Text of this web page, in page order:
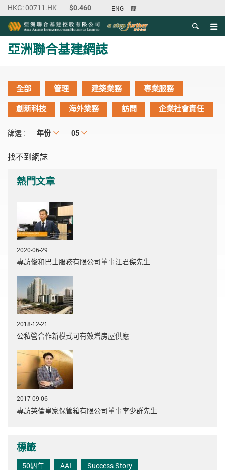
ENG 簡
目錄
主内容開始
亞洲聯合基建網誌
全部 管理 建築業務
專業服務
創新科技
海外業務 訪問 企業社會責任
篩選 : 年份
年份 月份
05
找不到網誌
熱門文章
2020-06-29
專訪俊和巴士服務有限公司董事汪君傑先生
2018-12-21
公私營合作新模式可有效增房屋供應
2017-09-06
專訪英倫皇家保管箱有限公司董事李少群先生
標籤
50週年 AAI
Success Story